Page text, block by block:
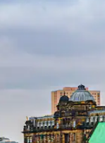
prema gore